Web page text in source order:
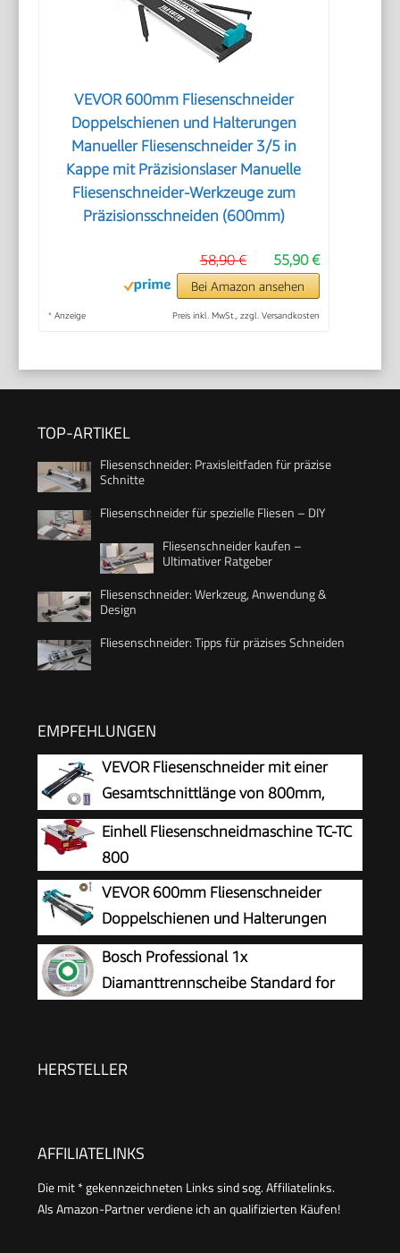
VEVOR 600mm Fliesenschneider
Doppelschienen und Halterungen
Manueller Fliesenschneider 3/5 in
Kappe mit Präzisionslaser Manuelle
Fliesenschneider-Werkzeuge zum
Präzisionsschneiden (600mm)
55,90 €
58,90 €
Bei Amazon ansehen
* Anzeige Preis inkl. MwSt., zzgl. Versandkosten
TOP-ARTIKEL
Fliesenschneider: Praxisleitfaden für präzise
Schnitte
Fliesenschneider für spezielle Fliesen – DIY
Fliesenschneider kaufen –
Ultimativer Ratgeber
Fliesenschneider: Werkzeug, Anwendung &
Design
Fliesenschneider: Tipps für präzises Schneiden
EMPFEHLUNGEN
VEVOR Fliesenschneider mit einer
Gesamtschnittlänge von 800mm,
Schnittstärke 4-15mm Mindest.
Schnittbreite 25mm Fliesenschneidmaschine
inkl. Extra Schneidrad Fliesenverlegungs-&
Renovierungsprojekten
Einhell Fliesenschneidmaschine TC-TC
800
VEVOR 600mm Fliesenschneider
Doppelschienen und Halterungen
Manueller Fliesenschneider 3/5 in
Kappe mit Präzisionslaser Manuelle
Fliesenschneider-Werkzeuge zum
Bosch Professional 1x
Diamanttrennscheibe Standard for
für Winkelschleifer)
HERSTELLER
AFFILIATELINKS
Die mit * gekennzeichneten Links sind sog. Affiliatelinks.
Als Amazon-Partner verdiene ich an qualifizierten Käufen!